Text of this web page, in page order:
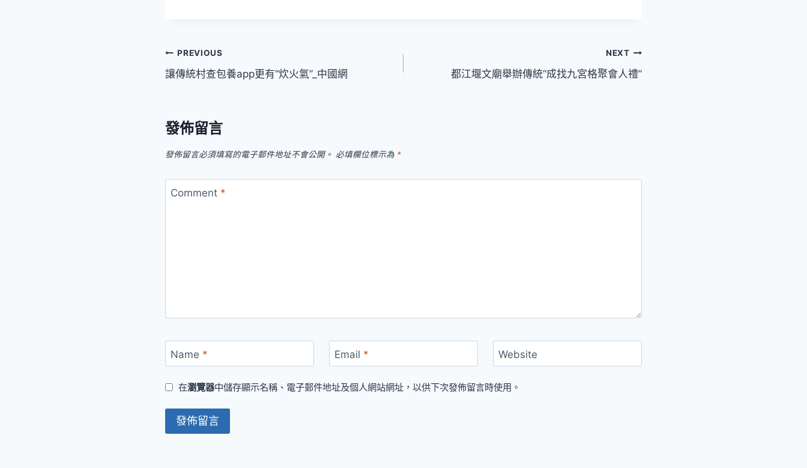
文
章
覽
PREVIOUS
讓傳統村查包養app更有“炊火氣”_中國網
NEXT
都江堰文廟舉辦傳統“成找九宮格聚會人禮”
發佈留言
發佈留言必須填寫的電子郵件地址不會公開。 必填欄位標示為 *
Comment *
Name * Email * Website
在瀏覽器中儲存顯示名稱、電子郵件地址及個人網站網址，以供下次發佈留言時使用。